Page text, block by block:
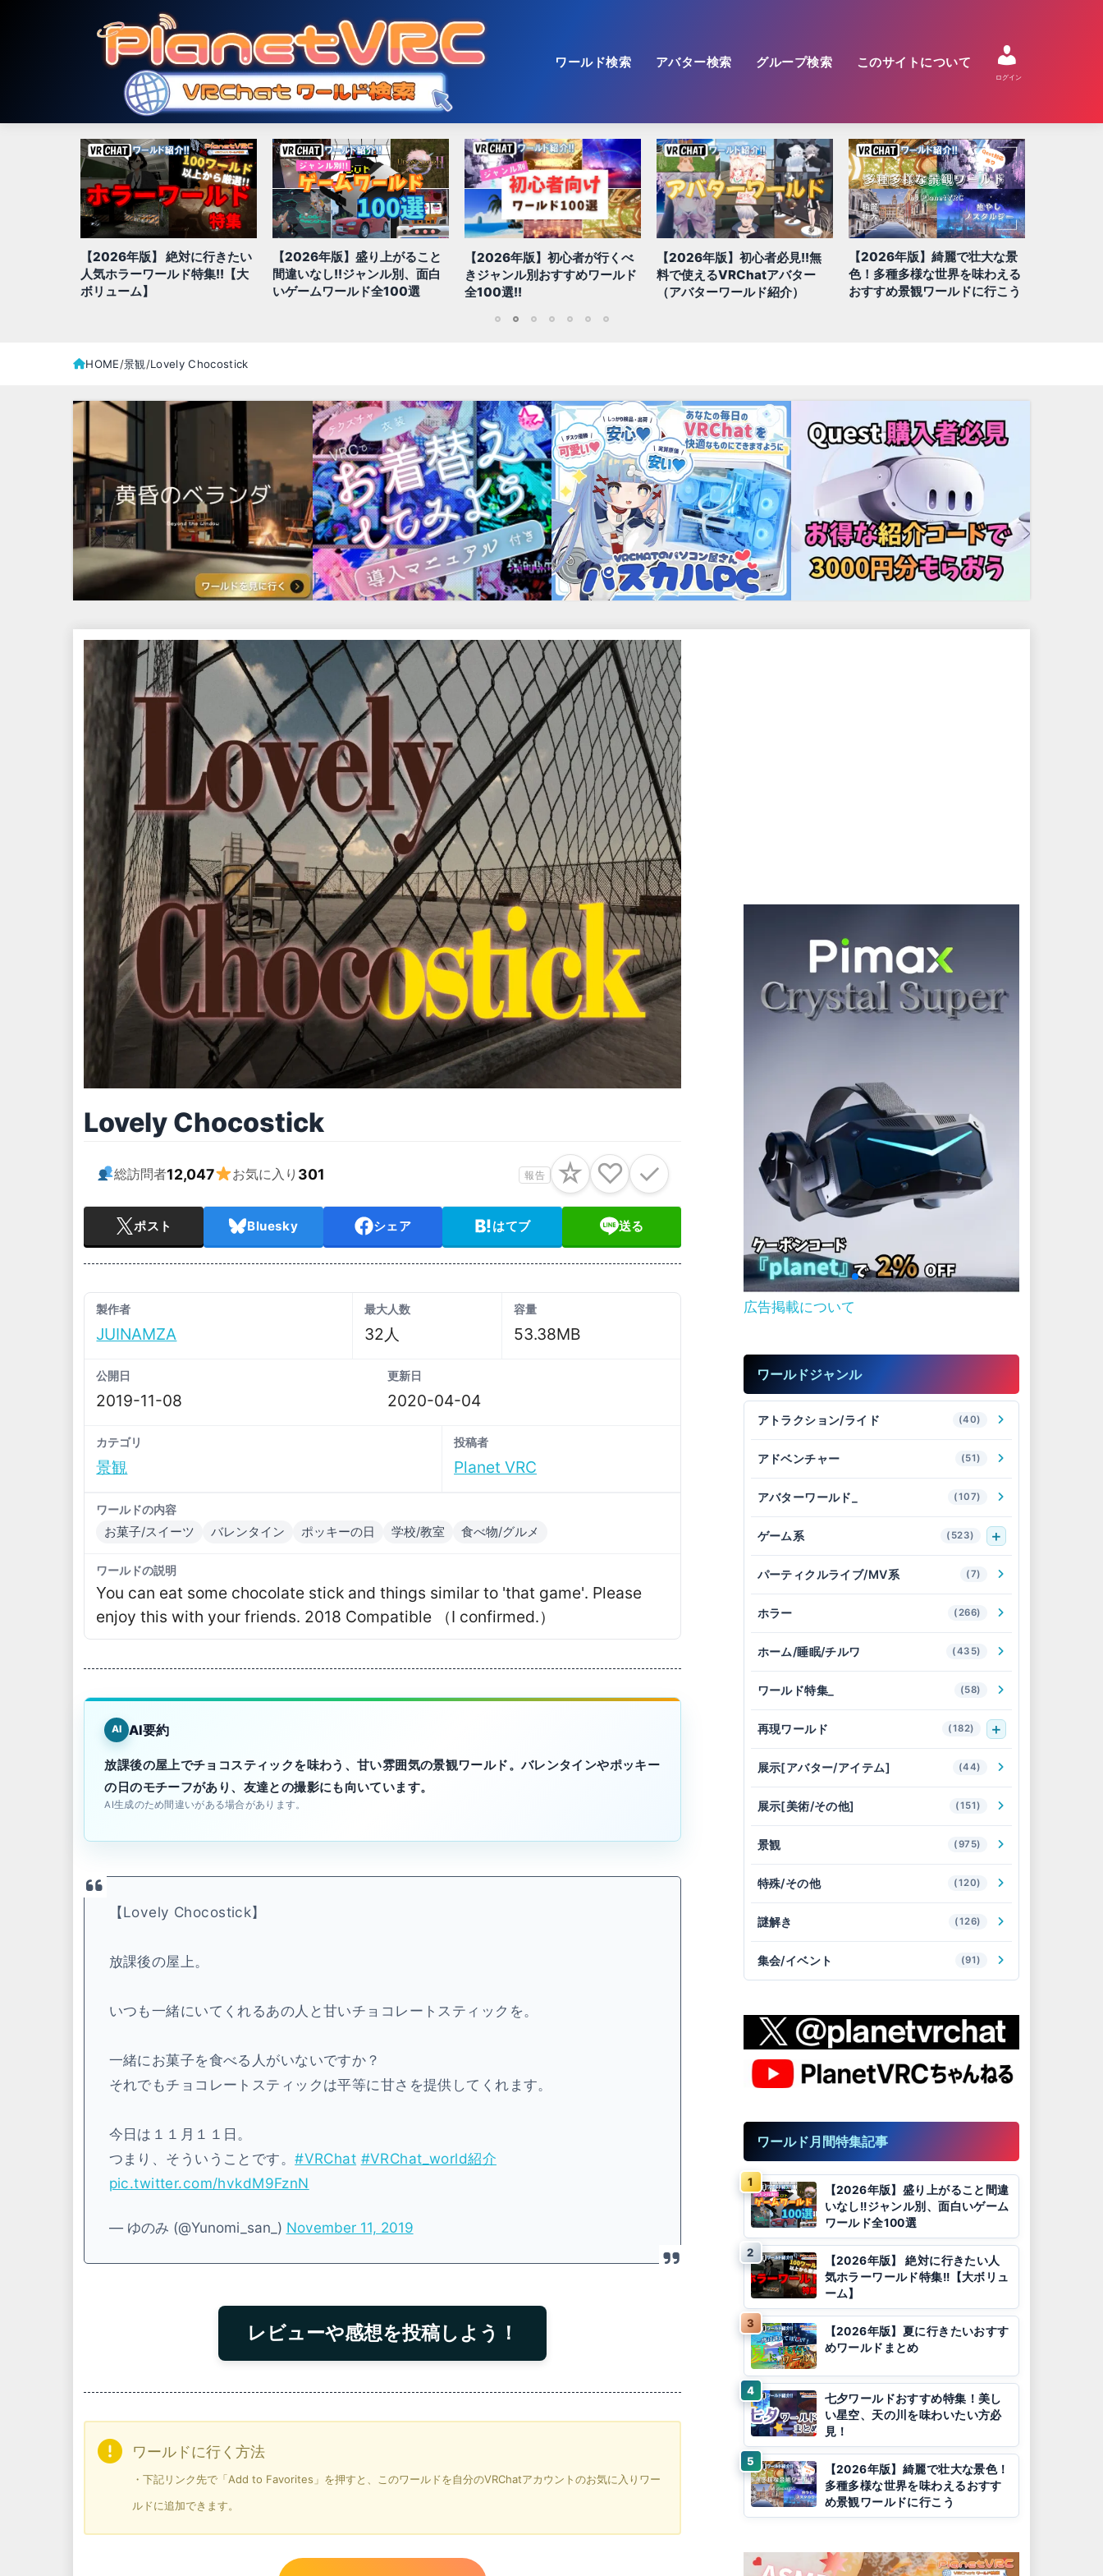
ワールド検索 アバター検索 グループ検索 このサイトについて
ログイン
【2026年版】 絶対に行きたい
人気ホラーワールド特集!!【大
ボリューム】
【2026年版】盛り上がること
間違いなし!!ジャンル別、面白
いゲームワールド全100選
【2026年版】初心者が行くべ
きジャンル別おすすめワールド
全100選!!
【2026年版】初心者必見!!無
料で使えるVRChatアバター
（アバターワールド紹介）
【2026年版】綺麗で壮大な景
色！多種多様な世界を味わえる
おすすめ景観ワールドに行こう
HOME 景観 Lovely Chocostick
Lovely Chocostick
総訪問者12,047 お気に入り 301 報告 ☆ ♡ ✓
ポスト Bluesky シェア はてブ 送る
製作者
JUINAMZA
最大人数
32人
容量
53.38MB
公開日
2019-11-08
更新日
2020-04-04
カテゴリ
景観
投稿者
Planet VRC
ワールドの内容
お菓子/スイーツ バレンタイン ポッキーの日 学校/教室 食べ物/グルメ
ワールドの説明
You can eat some chocolate stick and things similar to 'that game'․ Please
enjoy this with your friends․ 2018 Compatible （I confirmed․）
AI AI要約
放課後の屋上でチョコスティックを味わう、甘い雰囲気の景観ワールド。バレンタインやポッキー
の日のモチーフがあり、友達との撮影にも向いています。
AI生成のため間違いがある場合があります。
【Lovely Chocostick】
放課後の屋上。
いつも一緒にいてくれるあの人と甘いチョコレートスティックを。
一緒にお菓子を食べる人がいないですか？
それでもチョコレートスティックは平等に甘さを提供してくれます。
今日は１１月１１日。
つまり、そういうことです。#VRChat #VRChat_world紹介
pic.twitter.com/hvkdM9FznN
— ゆのみ (@Yunomi_san_) November 11, 2019
レビューや感想を投稿しよう！
ワールドに行く方法
・下記リンク先で「Add to Favorites」を押すと、このワールドを自分のVRChatアカウントのお気に入りワー
ルドに追加できます。
広告掲載について
ワールドジャンル
アトラクション/ライド (40)
アドベンチャー (51)
アバターワールド_ (107)
ゲーム系 (523)
パーティクルライブ/MV系 (7)
ホラー (266)
ホーム/睡眠/チルワ (435)
ワールド特集_ (58)
再現ワールド (182)
展示[アバター/アイテム] (44)
展示[美術/その他] (151)
景観 (975)
特殊/その他 (120)
謎解き (126)
集会/イベント (91)
ワールド月間特集記事
【2026年版】盛り上がること間違
いなし!!ジャンル別、面白いゲーム
ワールド全100選
【2026年版】 絶対に行きたい人
気ホラーワールド特集!!【大ボリュ
ーム】
【2026年版】夏に行きたいおすす
めワールドまとめ
七夕ワールドおすすめ特集！美し
い星空、天の川を味わいたい方必
見！
【2026年版】綺麗で壮大な景色！
多種多様な世界を味わえるおすす
め景観ワールドに行こう